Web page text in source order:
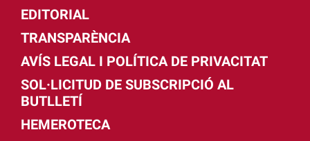
EDITORIAL
TRANSPARÈNCIA
AVÍS LEGAL I POLÍTICA DE PRIVACITAT
SOL·LICITUD DE SUBSCRIPCIÓ AL
BUTLLETÍ
HEMEROTECA